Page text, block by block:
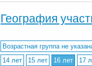
География
Возрастная группа не
14 лет
15 лет 16 лет 17